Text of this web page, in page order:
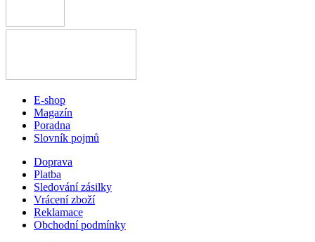
E-shop
Magazín
Poradna
Slovník pojmů
Doprava
Platba
Sledování zásilky
Vrácení zboží
Reklamace
Obchodní podmínky